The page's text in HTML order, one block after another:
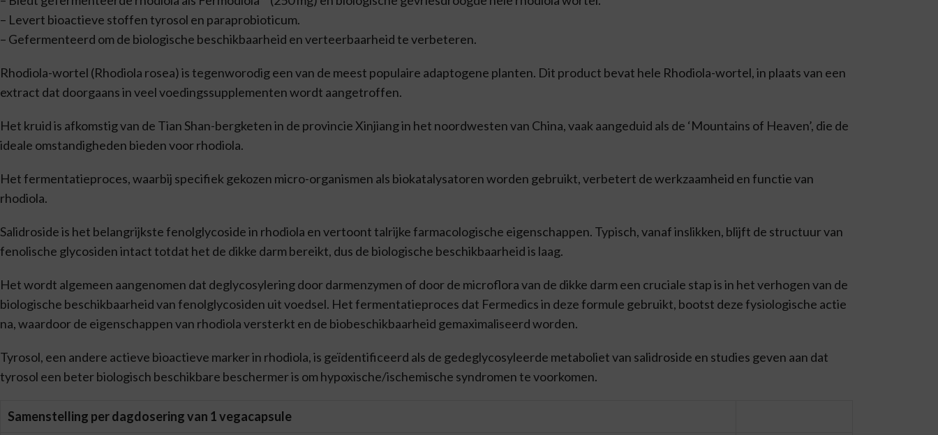
– Levert bioactieve stoffen tyrosol en paraprobioticum.
– Gefermenteerd om de biologische beschikbaarheid en verteerbaarheid te verbeteren.
Rhodiola-wortel (Rhodiola rosea) is tegenworodig een van de meest populaire adaptogene planten. Dit product bevat hele Rhodiola-wortel, in plaats van een
extract dat doorgaans in veel voedingssupplementen wordt aangetroffen.
Het kruid is afkomstig van de Tian Shan-bergketen in de provincie Xinjiang in het noordwesten van China, vaak aangeduid als de ‘Mountains of Heaven’, die de
ideale omstandigheden bieden voor rhodiola.
Het fermentatieproces, waarbij specifiek gekozen micro-organismen als biokatalysatoren worden gebruikt, verbetert de werkzaamheid en functie van
rhodiola.
Salidroside is het belangrijkste fenolglycoside in rhodiola en vertoont talrijke farmacologische eigenschappen. Typisch, vanaf inslikken, blijft de structuur van
fenolische glycosiden intact totdat het de dikke darm bereikt, dus de biologische beschikbaarheid is laag.
Het wordt algemeen aangenomen dat deglycosylering door darmenzymen of door de microflora van de dikke darm een cruciale stap is in het verhogen van de
biologische beschikbaarheid van fenolglycosiden uit voedsel. Het fermentatieproces dat Fermedics in deze formule gebruikt, bootst deze fysiologische actie
na, waardoor de eigenschappen van rhodiola versterkt en de biobeschikbaarheid gemaximaliseerd worden.
Tyrosol, een andere actieve bioactieve marker in rhodiola, is geïdentificeerd als de gedeglycosyleerde metaboliet van salidroside en studies geven aan dat
tyrosol een beter biologisch beschikbare beschermer is om hypoxische/ischemische syndromen te voorkomen.
Samenstelling per dagdosering van 1 vegacapsule